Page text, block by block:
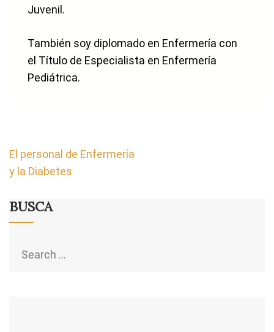
Juvenil.
También soy diplomado en Enfermería con
el Título de Especialista en Enfermería
Pediátrica.
Navegación
de
El personal de Enfermería
y la Diabetes
BUSCA